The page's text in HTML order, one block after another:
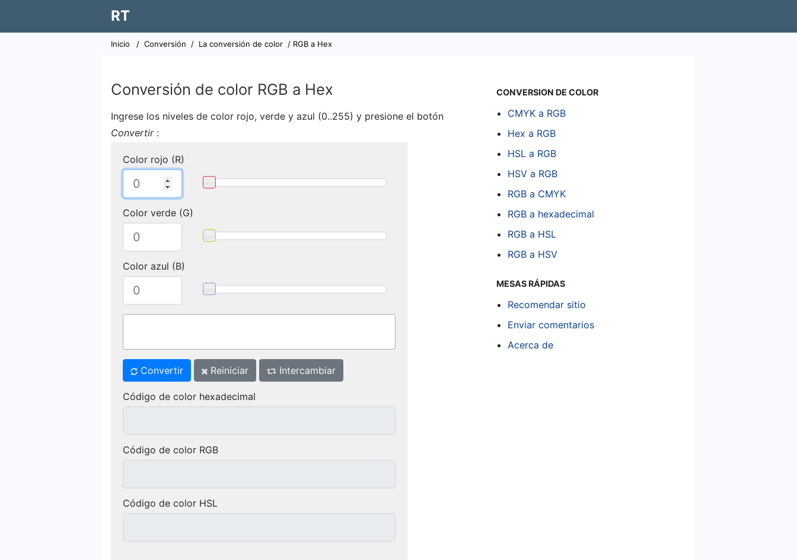
RT
Inicio / Conversión / La conversión de color / RGB a Hex
Conversión de color RGB a Hex
Ingrese los niveles de color rojo, verde y azul (0..255) y presione el botón
Convertir:
Color rojo (R)
Color verde (G)
Color azul (B)
Convertir Reiniciar Intercambiar
Código de color hexadecimal
Código de color RGB
Código de color HSL
CONVERSION DE COLOR
CMYK a RGB
Hex a RGB
HSL a RGB
HSV a RGB
RGB a CMYK
RGB a hexadecimal
RGB a HSL
RGB a HSV
MESAS RÁPIDAS
Recomendar sitio
Enviar comentarios
Acerca de